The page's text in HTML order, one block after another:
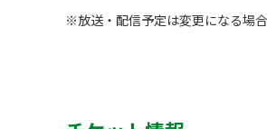
※放送・配信予定は変更になる場合